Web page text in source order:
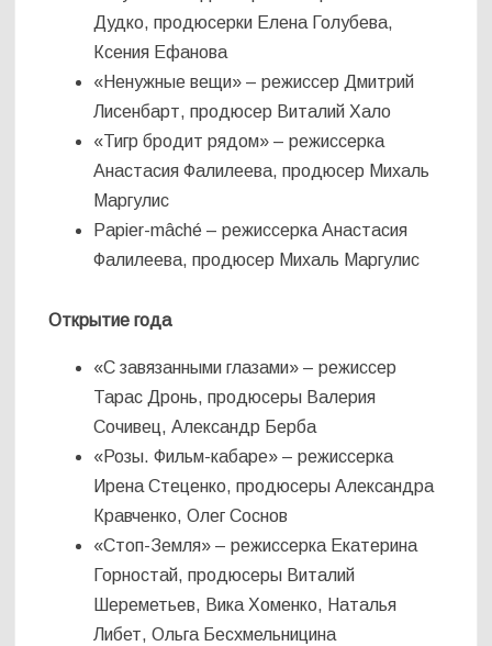
Дудко, продюсерки Елена Голубева,
Ксения Ефанова
«Ненужные вещи» – режиссер Дмитрий
Лисенбарт, продюсер Виталий Хало
«Тигр бродит рядом» – режиссерка
Анастасия Фалилеева, продюсер Михаль
Маргулис
Papier-mâché – режиссерка Анастасия
Фалилеева, продюсер Михаль Маргулис
Открытие года
«С завязанными глазами» – режиссер
Тарас Дронь, продюсеры Валерия
Сочивец, Александр Берба
«Розы. Фильм-кабаре» – режиссерка
Ирена Стеценко, продюсеры Александра
Кравченко, Олег Соснов
«Стоп-Земля» – режиссерка Екатерина
Горностай, продюсеры Виталий
Шереметьев, Вика Хоменко, Наталья
Либет, Ольга Бесхмельницина